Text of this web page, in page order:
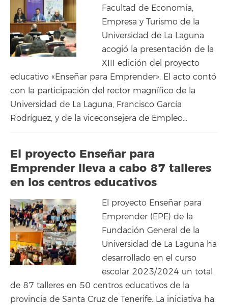
Facultad de Economía,
Empresa y Turismo de la
Universidad de La Laguna
acogió la presentación de la
XIII edición del proyecto
educativo «Enseñar para Emprender». El acto contó
con la participación del rector magnífico de la
Universidad de La Laguna, Francisco García
Rodríguez, y de la viceconsejera de Empleo…
El proyecto Enseñar para
Emprender lleva a cabo 87 talleres
en los centros educativos
El proyecto Enseñar para
Emprender (EPE) de la
Fundación General de la
Universidad de La Laguna ha
desarrollado en el curso
escolar 2023/2024 un total
de 87 talleres en 50 centros educativos de la
provincia de Santa Cruz de Tenerife. La iniciativa ha